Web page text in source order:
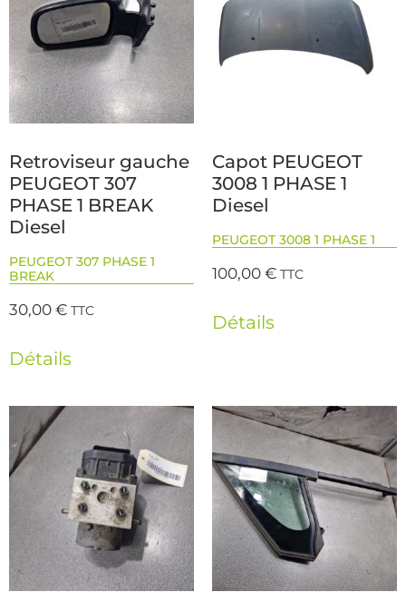
Retroviseur gauche
PEUGEOT 307
PHASE 1 BREAK
Diesel
PEUGEOT 307 PHASE 1
BREAK
30,00€ TTC
Détails
Capot PEUGEOT
3008 1 PHASE 1
Diesel
PEUGEOT 3008 1 PHASE 1
100,00€ TTC
Détails